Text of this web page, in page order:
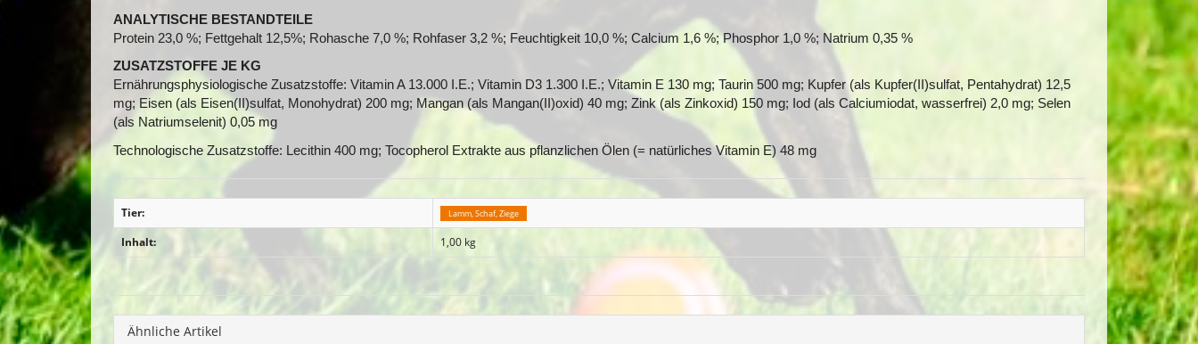
ANALYTISCHE BESTANDTEILE
Protein 23,0 %; Fettgehalt 12,5%; Rohasche 7,0 %; Rohfaser 3,2 %; Feuchtigkeit 10,0 %; Calcium 1,6 %; Phosphor 1,0 %; Natrium 0,35 %
ZUSATZSTOFFE JE KG
Ernährungsphysiologische Zusatzstoffe: Vitamin A 13.000 I.E.; Vitamin D3 1.300 I.E.; Vitamin E 130 mg; Taurin 500 mg; Kupfer (als Kupfer(II)sulfat, Pentahydrat) 12,5
mg; Eisen (als Eisen(II)sulfat, Monohydrat) 200 mg; Mangan (als Mangan(II)oxid) 40 mg; Zink (als Zinkoxid) 150 mg; Iod (als Calciumiodat, wasserfrei) 2,0 mg; Selen
(als Natriumselenit) 0,05 mg
Technologische Zusatzstoffe: Lecithin 400 mg; Tocopherol Extrakte aus pflanzlichen Ölen (= natürliches Vitamin E) 48 mg
Tier: Lamm, Schaf, Ziege
Inhalt: 1,00 kg
Ähnliche Artikel